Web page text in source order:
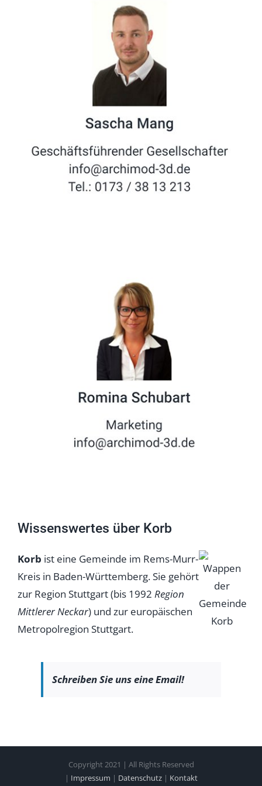
Wissenswertes über Korb
Korb ist eine Gemeinde im Rems-Murr-
Kreis in Baden-Württemberg. Sie gehört
zur Region Stuttgart (bis 1992 Region
Mittlerer Neckar) und zur europäischen
Metropolregion Stuttgart.
Schreiben Sie uns eine Email!
Copyright 2021 | All Rights Reserved
| Impressum | Datenschutz| Kontakt